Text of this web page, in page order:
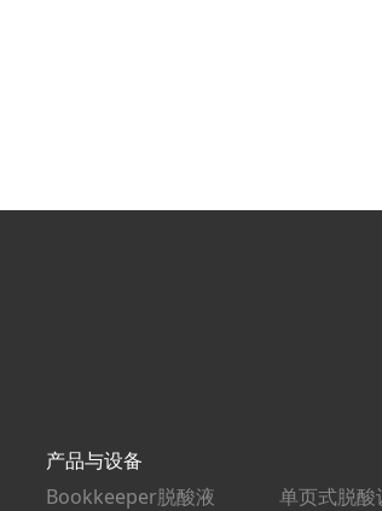
产品与设备
Bookkeeper脱酸液
单页式脱酸